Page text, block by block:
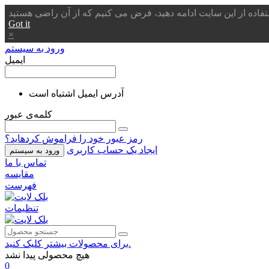
Got it
×
ورود به سیستم
ایمیل
آدرس ایمیل اشتباه است
کلمه‌ی عبور
رمز عبور خود را فراموش کردهاید؟
ورود به سیستم
ایجاد یک حساب کاربری
تماس با ما
مقایسه
فهرست
تنظیمات
برای محصولات بیشتر کلیک کنید.
هیچ محصولی پیدا نشد
0